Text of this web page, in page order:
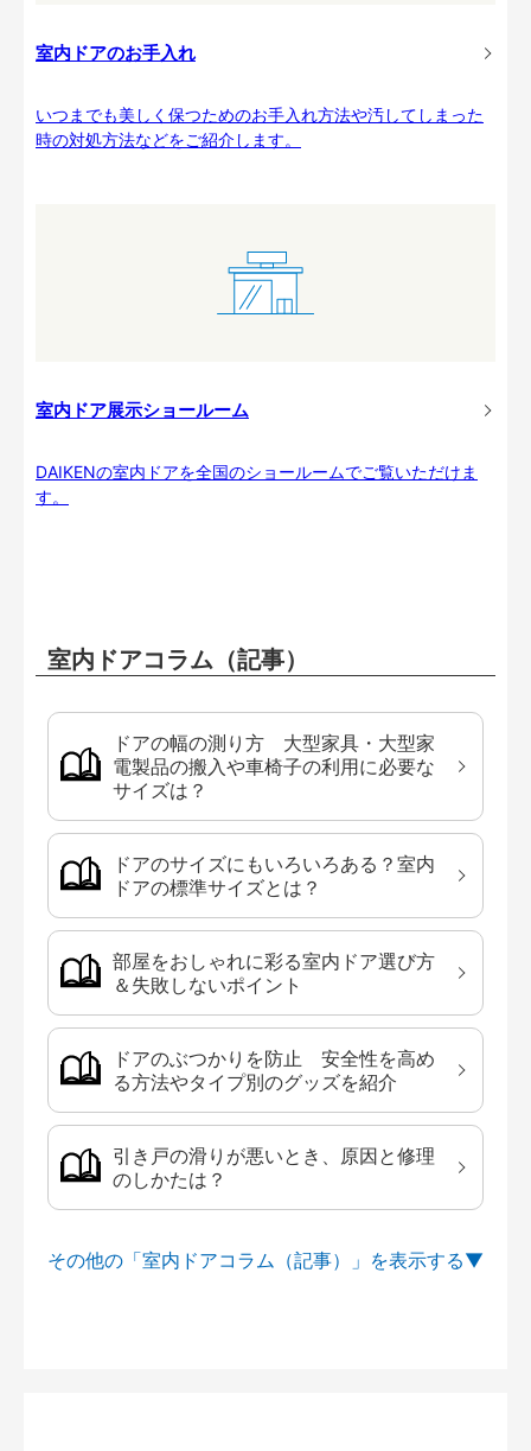
室内ドアのお手入れ
いつまでも美しく保つためのお手入れ方法や汚してしまった
時の対処方法などをご紹介します。
室内ドア展示ショールーム
DAIKENの室内ドアを全国のショールームでご覧いただけま
す。
室内ドアコラム（記事）
ドアの幅の測り方 大型家具・大型家
電製品の搬入や車椅子の利用に必要な
サイズは？
ドアのサイズにもいろいろある？室内
ドアの標準サイズとは？
部屋をおしゃれに彩る室内ドア選び方
＆失敗しないポイント
ドアのぶつかりを防止 安全性を高め
る方法やタイプ別のグッズを紹介
引き戸の滑りが悪いとき、原因と修理
のしかたは？
その他の「室内ドアコラム（記事）」を